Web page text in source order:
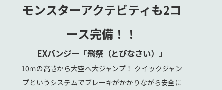
モンスターアクテビティも2コ
ース完備！！
EXバンジー「飛祭（とびなさい）」
10ｍの高さから大空へ大ジャンプ！ クイックジャン
プというシステムでブレーキがかかりながら安全に